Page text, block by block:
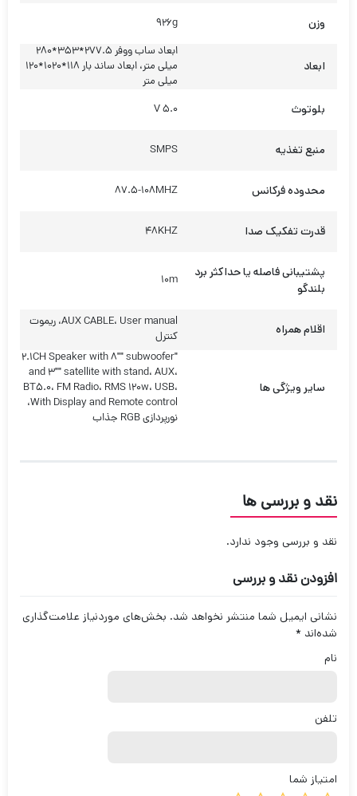
وزن 926g
ابعاد
ابعاد ساب ووفر 277.5*353*280
میلی متر، ابعاد ساند بار 118*1020*120
میلی متر
بلوتوث V 5.0
منبع تغذیه SMPS
محدوده فرکانس 87.5-108MHZ
قدرت تفکیک صدا 48KHZ
پشتیبانی فاصله یا حداکثر برد
بلندگو
10m
اقلام همراه
AUX CABLE، User manual، ریموت
کنترل
سایر ویژگی ها
"2.1CH Speaker with 8"" subwoofer
and 3"" satellite with stand، AUX،
BT5.0، FM Radio، RMS 120w، USB،
With Display and Remote control،
نورپردازی RGB جذاب
نقد و بررسی ها
نقد و بررسی وجود ندارد.
افزودن نقد و بررسی
نشانی ایمیل شما منتشر نخواهد شد. بخش‌های موردنیاز علامت‌گذاری
شده‌اند *
نام
تلفن
امتیاز شما